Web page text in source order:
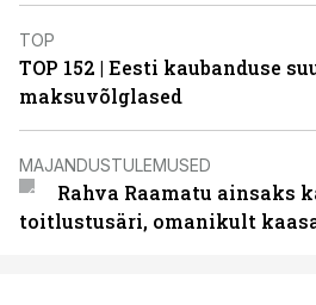
TOP
TOP 152 | Eesti kaubanduse
maksuvõlglased
MAJANDUSTULEMUSED
Rahva Raamatu ainsaks
toitlustusäri, omanikult